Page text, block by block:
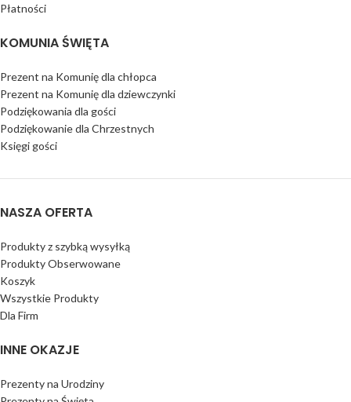
Płatności
KOMUNIA ŚWIĘTA
Prezent na Komunię dla chłopca
Prezent na Komunię dla dziewczynki
Podziękowania dla gości
Podziękowanie dla Chrzestnych
Księgi gości
NASZA OFERTA
Produkty z szybką wysyłką
Produkty Obserwowane
Koszyk
Wszystkie Produkty
Dla Firm
INNE OKAZJE
Prezenty na Urodziny